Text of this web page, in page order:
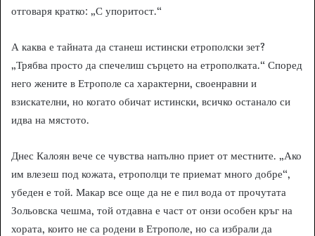
отговаря кратко: „С упоритост.“
А каква е тайната да станеш истински етрополски зет?
„Трябва просто да спечелиш сърцето на етрополката.“ Според
него жените в Етрополе са характерни, своенравни и
взискателни, но когато обичат истински, всичко останало си
идва на мястото.
Днес Калоян вече се чувства напълно приет от местните. „Ако
им влезеш под кожата, етрополци те приемат много добре“,
убеден е той. Макар все още да не е пил вода от прочутата
Зольовска чешма, той отдавна е част от онзи особен кръг на
хората, които не са родени в Етрополе, но са избрали да